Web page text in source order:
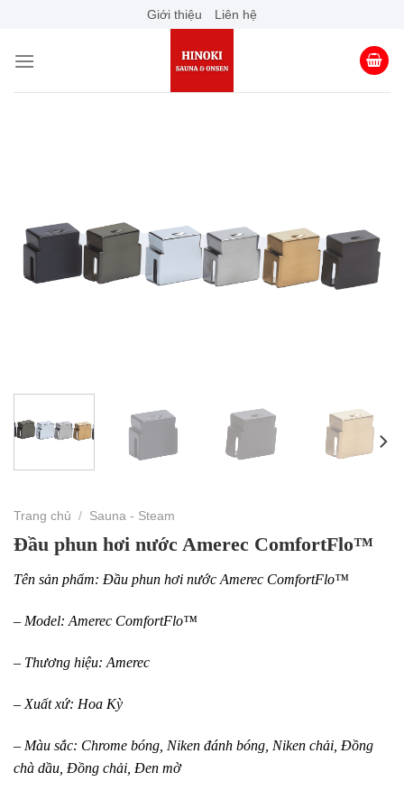
content
Giới thiệu Liên hệ
Trang chủ / Sauna - Steam
Đầu phun hơi nước Amerec ComfortFlo™
Tên sản phẩm: Đầu phun hơi nước Amerec ComfortFlo™
– Model: Amerec ComfortFlo™
– Thương hiệu: Amerec
– Xuất xứ: Hoa Kỳ
– Màu sắc: Chrome bóng, Niken đánh bóng, Niken chải, Đồng
chà dầu, Đồng chải, Đen mờ